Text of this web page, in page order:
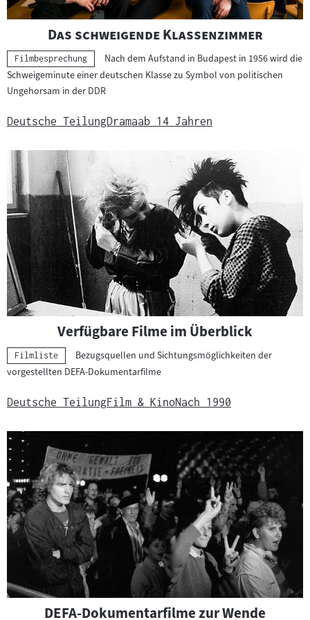
"
Das schweigende Klassenzimmer"
Kategorie:
Filmbesprechung
Nach dem Aufstand in Budapest in 1956 wird die
Schweigeminute einer deutschen Klasse zu Symbol von politischen
Ungehorsam in der DDR
Deutsche TeilungDramaab 14 Jahren
Verfügbare Filme im Überblick
Kategorie:
Filmliste
Bezugsquellen und Sichtungsmöglichkeiten der
vorgestellten DEFA-Dokumentarfilme
Deutsche TeilungFilm & KinoNach 1990
DEFA-Dokumentarfilme zur Wende